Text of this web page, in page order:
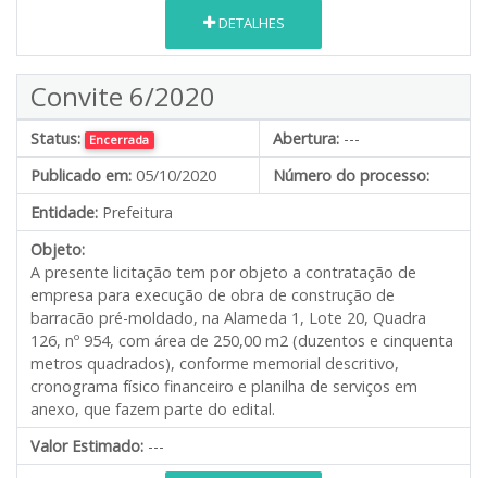
DETALHES
Convite 6/2020
Status: Encerrada Abertura: ---
Publicado em: 05/10/2020
Número do processo:
Entidade: Prefeitura
Objeto:
A presente licitação tem por objeto a contratação de
empresa para execução de obra de construção de
barracão pré-moldado, na Alameda 1, Lote 20, Quadra
126, nº 954, com área de 250,00 m2 (duzentos e cinquenta
metros quadrados), conforme memorial descritivo,
cronograma físico financeiro e planilha de serviços em
anexo, que fazem parte do edital.
Valor Estimado: ---